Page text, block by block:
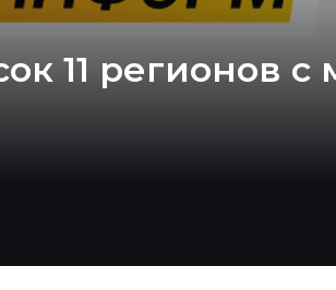
11 регионов